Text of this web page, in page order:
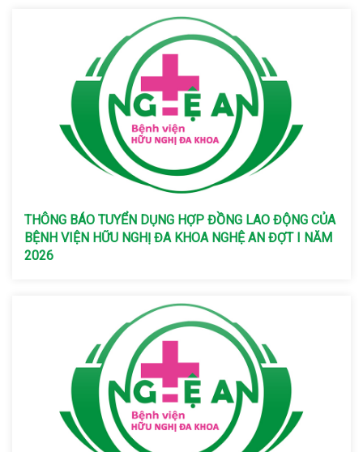
THÔNG BÁO TUYỂN DỤNG HỢP ĐỒNG LAO ĐỘNG CỦA
BỆNH VIỆN HỮU NGHỊ ĐA KHOA NGHỆ AN ĐỢT I NĂM
2026